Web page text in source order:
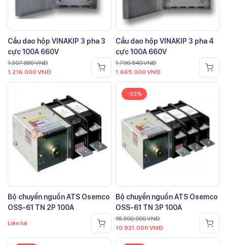
Cầu dao hộp VINAKIP 3 pha 3
cực 100A 660V
1.307.880VNĐ
1.216.000 VNĐ
Cầu dao hộp VINAKIP 3 pha 4
cực 100A 660V
1.790.640VNĐ
1.665.000 VNĐ
Bộ chuyển nguồn ATS Osemco
OSS-61 TN 2P 100A
Liên hệ
-33%
Bộ chuyển nguồn ATS Osemco
OSS-61 TN 3P 100A
16.300.000VNĐ
10.921.000 VNĐ